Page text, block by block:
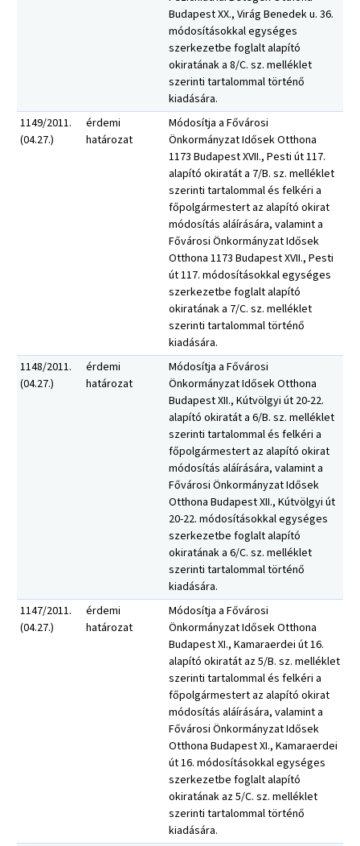
Budapest XX., Virág Benedek u. 36.
módosításokkal egységes
szerkezetbe foglalt alapító
okiratának a 8/C. sz. melléklet
szerinti tartalommal történő
kiadására.
1149/2011.
(04.27.)
érdemi
határozat
Módosítja a Fővárosi
Önkormányzat Idősek Otthona
1173 Budapest XVII., Pesti út 117.
alapító okiratát a 7/B. sz. melléklet
szerinti tartalommal és felkéri a
főpolgármestert az alapító okirat
módosítás aláírására, valamint a
Fővárosi Önkormányzat Idősek
Otthona 1173 Budapest XVII., Pesti
út 117. módosításokkal egységes
szerkezetbe foglalt alapító
okiratának a 7/C. sz. melléklet
szerinti tartalommal történő
kiadására.
1148/2011.
(04.27.)
érdemi
határozat
Módosítja a Fővárosi
Önkormányzat Idősek Otthona
Budapest XII., Kútvölgyi út 20-22.
alapító okiratát a 6/B. sz. melléklet
szerinti tartalommal és felkéri a
főpolgármestert az alapító okirat
módosítás aláírására, valamint a
Fővárosi Önkormányzat Idősek
Otthona Budapest XII., Kútvölgyi út
20-22. módosításokkal egységes
szerkezetbe foglalt alapító
okiratának a 6/C. sz. melléklet
szerinti tartalommal történő
kiadására.
1147/2011.
(04.27.)
érdemi
határozat
Módosítja a Fővárosi
Önkormányzat Idősek Otthona
Budapest XI., Kamaraerdei út 16.
alapító okiratát az 5/B. sz. melléklet
szerinti tartalommal és felkéri a
főpolgármestert az alapító okirat
módosítás aláírására, valamint a
Fővárosi Önkormányzat Idősek
Otthona Budapest XI., Kamaraerdei
út 16. módosításokkal egységes
szerkezetbe foglalt alapító
okiratának az 5/C. sz. melléklet
szerinti tartalommal történő
kiadására.